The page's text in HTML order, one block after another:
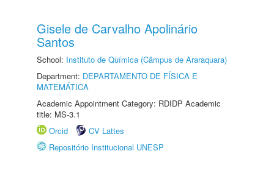
Gisele de Carvalho Apolinário
Santos
School: Instituto de Química (Câmpus de Araraquara)
Department: DEPARTAMENTO DE FÍSICA E
MATEMÁTICA
Academic Appointment Category: RDIDP Academic
title: MS-3.1
Orcid
CV Lattes
Repositório Institucional UNESP